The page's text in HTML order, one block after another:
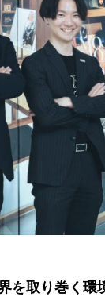
を取り巻く環